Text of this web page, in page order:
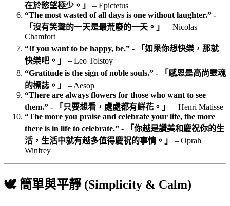
在於慾望極少。」
– Epictetus
“The most wasted of all days is one without laughter.” -
「沒有笑聲的一天是最荒廢的一天。」
– Nicolas
Chamfort
“If you want to be happy, be.” - 「如果你想快樂，那就
快樂吧。」
– Leo Tolstoy
“Gratitude is the sign of noble souls.” - 「感恩是高尚靈魂
的標誌。」
– Aesop
“There are always flowers for those who want to see
them.” - 「只要想看，處處都有鮮花。」
– Henri Matisse
“The more you praise and celebrate your life, the more
there is in life to celebrate.” - 「你越是讚美和慶祝你的生
活，生活中就有越多值得慶祝的事情。」
– Oprah
Winfrey
🕊️ 簡單與平靜 (Simplicity & Calm)